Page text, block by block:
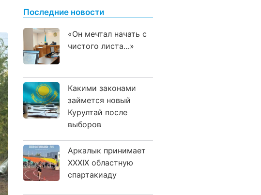
Последние новости
«Он мечтал начать с
чистого листа…»
Какими законами
займется новый
Курултай после
выборов
Аркалык принимает
XXXIX областную
спартакиаду